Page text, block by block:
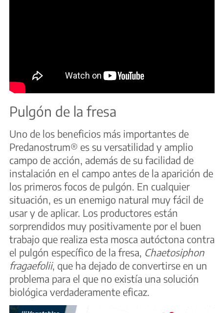
Pulgón de la fresa
Uno de los beneficios más importantes de
Predanostrum® es su versatilidad y amplio
campo de acción, además de su facilidad de
instalación en el campo antes de la aparición de
los primeros focos de pulgón. En cualquier
situación, es un enemigo natural muy fácil de
usar y de aplicar. Los productores están
sorprendidos muy positivamente por el buen
trabajo que realiza esta mosca autóctona contra
el pulgón específico de la fresa, Chaetosiphon
fragaefolii, que ha dejado de convertirse en un
problema para el que no existía una solución
biológica verdaderamente eficaz.